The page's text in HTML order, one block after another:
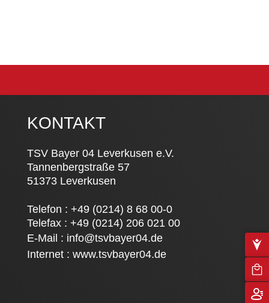
KONTAKT
TSV Bayer 04 Leverkusen e.V.
Tannenbergstraße 57
51373 Leverkusen
Telefon : +49 (0214) 8 68 00-0
Telefax : +49 (0214) 206 021 00
E-Mail : info@tsvbayer04.de
Internet : www.tsvbayer04.de